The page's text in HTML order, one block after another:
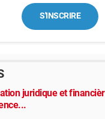
S'INSCRIRE
juridique et